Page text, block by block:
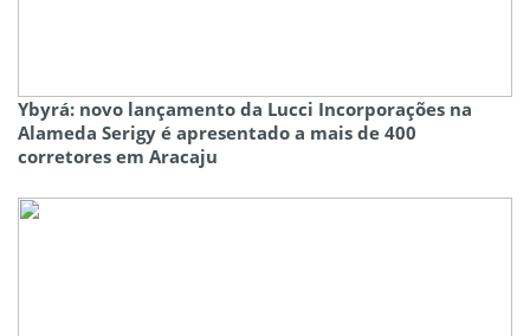
Ybyrá: novo lançamento da Lucci Incorporações na
Alameda Serigy é apresentado a mais de 400
corretores em Aracaju